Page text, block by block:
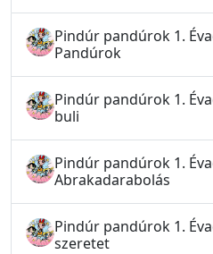
Pindúr pandúrok 1.
Pandúrok
Pindúr pandúrok 1.
buli
Pindúr pandúrok 1.
Abrakadarabolás
Pindúr pandúrok 1.
szeretet